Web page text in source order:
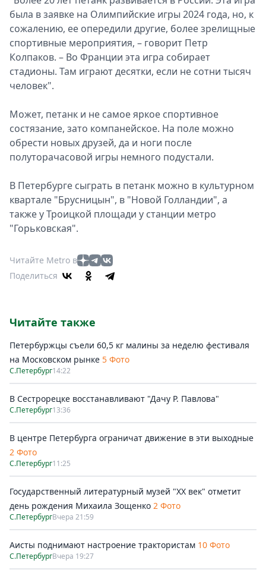
была в заявке на Олимпийские игры 2024 года, но, к
сожалению, ее опередили другие, более зрелищные
спортивные мероприятия, – говорит Петр
Колпаков. – Во Франции эта игра собирает
стадионы. Там играют десятки, если не сотни тысяч
человек".
Может, петанк и не самое яркое спортивное
состязание, зато компанейское. На поле можно
обрести новых друзей, да и ноги после
полуторачасовой игры немного подустали.
В Петербурге сыграть в петанк можно в культурном
квартале "Брусницын", в "Новой Голландии", а
также у Троицкой площади у станции метро
"Горьковская".
Читайте Metro в
Поделиться
Читайте также
Петербуржцы съели 60,5 кг малины за неделю фестиваля
на Московском рынке 5 Фото
С.Петербург14:22
В Сестрорецке восстанавливают "Дачу Р. Павлова"
С.Петербург13:36
В центре Петербурга ограничат движение в эти выходные
2 Фото
С.Петербург11:25
Государственный литературный музей "ХХ век" отметит
день рождения Михаила Зощенко 2 Фото
С.ПетербургВчера 21:59
Аисты поднимают настроение трактористам 10 Фото
С.ПетербургВчера 19:27